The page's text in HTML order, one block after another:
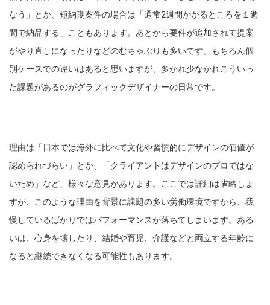
なう」とか、短納期案件の場合は「通常2週間かかるところを１週
間で納品する」こともあります。あとから要件が追加されて提案
がやり直しになったりなどのむちゃぶりも多いです。もちろん個
別ケースでの違いはあると思いますが、多かれ少なかれこういっ
た課題があるのがグラフィックデザイナーの日常です。
理由は「日本では海外に比べて文化や習慣的にデザインの価値が
認められづらい」とか、「クライアントはデザインのプロではな
いため」など、様々な意見があります。ここでは詳細は省略しま
すが、このような理由を背景に課題の多い労働環境ですから、我
慢しているばかりではパフォーマンスが落ちてしまいます。ある
いは、心身を壊したり、結婚や育児、介護などと両立する年齢に
なると継続できなくなる可能性もあります。